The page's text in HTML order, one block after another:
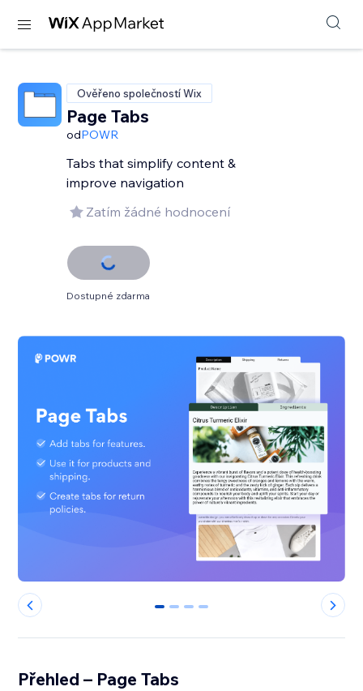
Ověřeno společností Wix
Page Tabs
odPOWR
Tabs that simplify content &
improve navigation
Zatím žádné hodnocení
Dostupné zdarma
0 1 2 3
Přehled – Page Tabs